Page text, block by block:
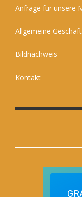
Anfrage für unsere
Allgemeine
Bildnachweis
Kontakt